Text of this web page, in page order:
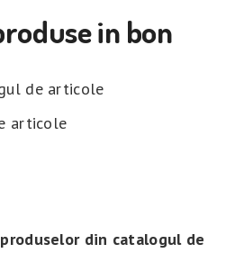
in bon
de articole
articole
din catalogul de